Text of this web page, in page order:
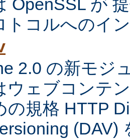
OpenSSL が
トコルへのイ
2.0 の新モジ
ウェブコンテ
の規格 HTTP
(DAV)